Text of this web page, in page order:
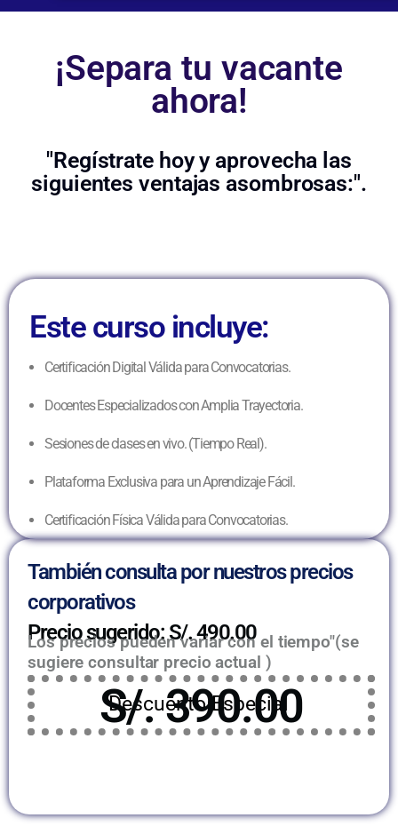
¡Separa tu vacante
ahora!
"Regístrate hoy y aprovecha las
siguientes ventajas asombrosas:".
Este curso incluye:
Certificación Digital Válida para Convocatorias.
Docentes Especializados con Amplia Trayectoria.
Sesiones de clases en vivo. (Tiempo Real).
Plataforma Exclusiva para un Aprendizaje Fácil.
Certificación Física Válida para Convocatorias.
También consulta por nuestros precios
corporativos
Precio sugerido: S/. 490.00
Los precios pueden variar con el tiempo"(se
sugiere consultar precio actual )
Descuento Especial
S/. 390.00